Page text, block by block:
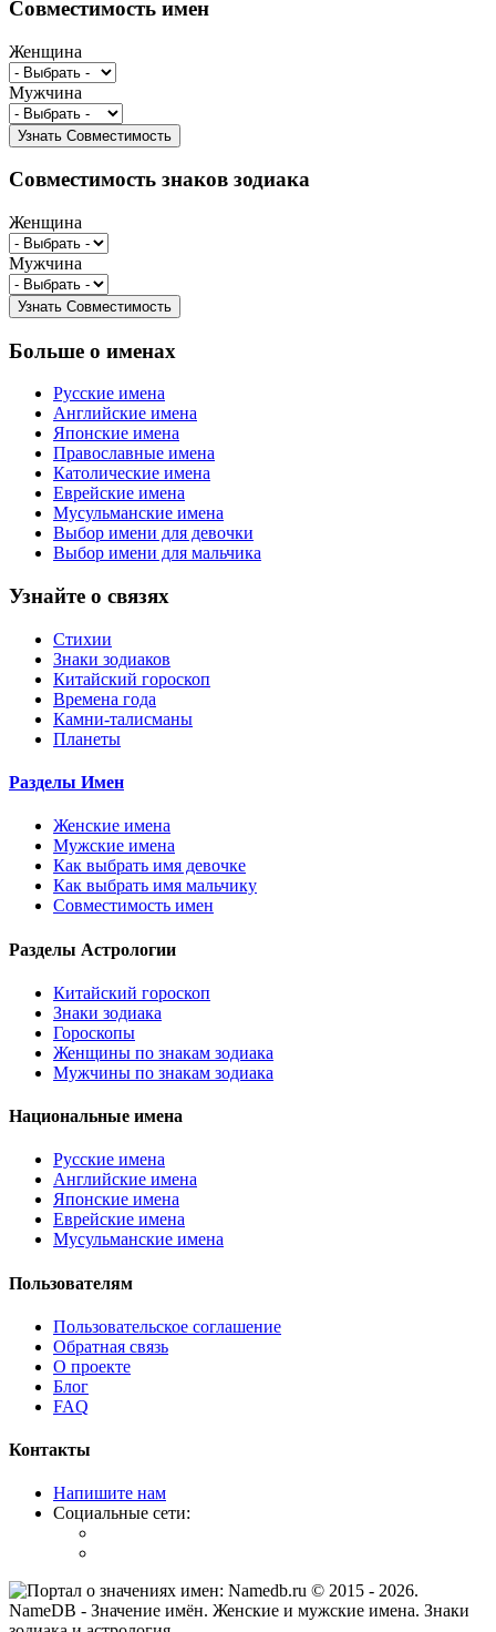
Совместимость имен
Женщина
Мужчина
Совместимость знаков зодиака
Женщина
Мужчина
Больше о именах
Русские имена
Английские имена
Японские имена
Православные имена
Католические имена
Еврейские имена
Мусульманские имена
Выбор имени для девочки
Выбор имени для мальчика
Узнайте о связях
Стихии
Знаки зодиаков
Китайский гороскоп
Времена года
Камни-талисманы
Планеты
Разделы Имен
Женские имена
Мужские имена
Как выбрать имя девочке
Как выбрать имя мальчику
Совместимость имен
Разделы Астрологии
Китайский гороскоп
Знаки зодиака
Гороскопы
Женщины по знакам зодиака
Мужчины по знакам зодиака
Национальные имена
Русские имена
Английские имена
Японские имена
Еврейские имена
Мусульманские имена
Пользователям
Пользовательское соглашение
Обратная связь
О проекте
Блог
FAQ
Контакты
Напишите нам
Социальные сети:
© 2015 - 2026.
NameDB - Значение имён. Женские и мужские имена. Знаки